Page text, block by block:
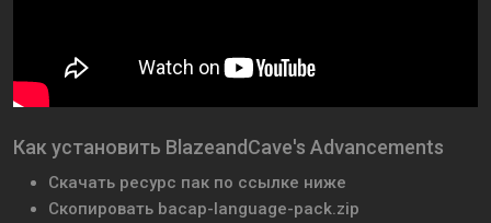
Как установить BlazeandCave's Advancements
Скачать ресурс пак по ссылке ниже
Скопировать bacap-language-pack.zip